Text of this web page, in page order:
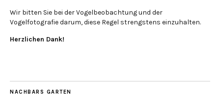
Wir bitten Sie bei der Vogelbeobachtung und der
Vogelfotografie darum, diese Regel strengstens einzuhalten.
Herzlichen Dank!
NACHBARS GARTEN